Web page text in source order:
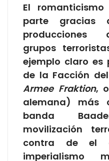
El
parte
producciones
grupos
ejemplo claro es
de la Facción
Armee Fraktion,
alemana) más
banda
movilización
contra de el
imperialismo